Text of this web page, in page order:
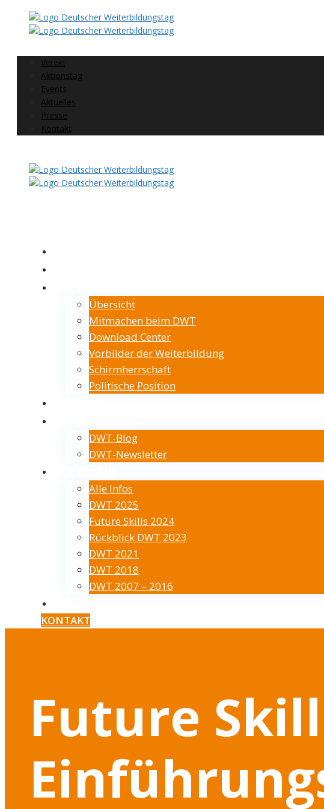
Verein
Aktionstag
Events
Aktuelles
Presse
Kontakt
Übersicht
Mitmachen beim DWT
Download Center
Vorbilder der Weiterbildung
Schirmherrschaft
Politische Position
DWT-Blog
DWT-Newsletter
Alle Infos
DWT 2025
Future Skills 2024
Rückblick DWT 2023
DWT 2021
DWT 2018
DWT 2007 – 2016
KONTAKT
Future